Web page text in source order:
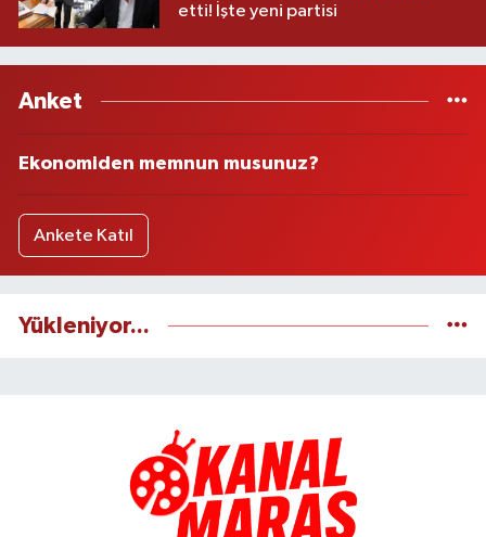
etti! İşte yeni partisi
Anket
Ekonomiden memnun musunuz?
Ankete Katıl
Yükleniyor...